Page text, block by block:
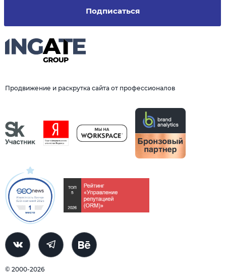
Продвижение и раскрутка сайта от профессионалов
© 2000-2026
Подписаться